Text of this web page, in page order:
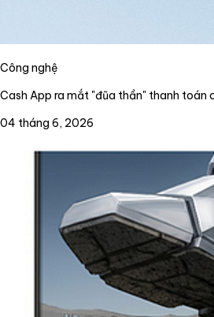
Công nghệ
Cash App ra mắt "đũa thần" thanh toán
04 tháng 6, 2026